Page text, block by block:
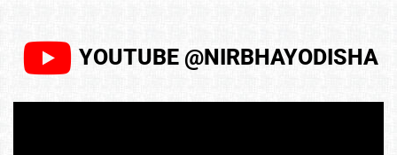
YOUTUBE @NIRBHAYODISHA